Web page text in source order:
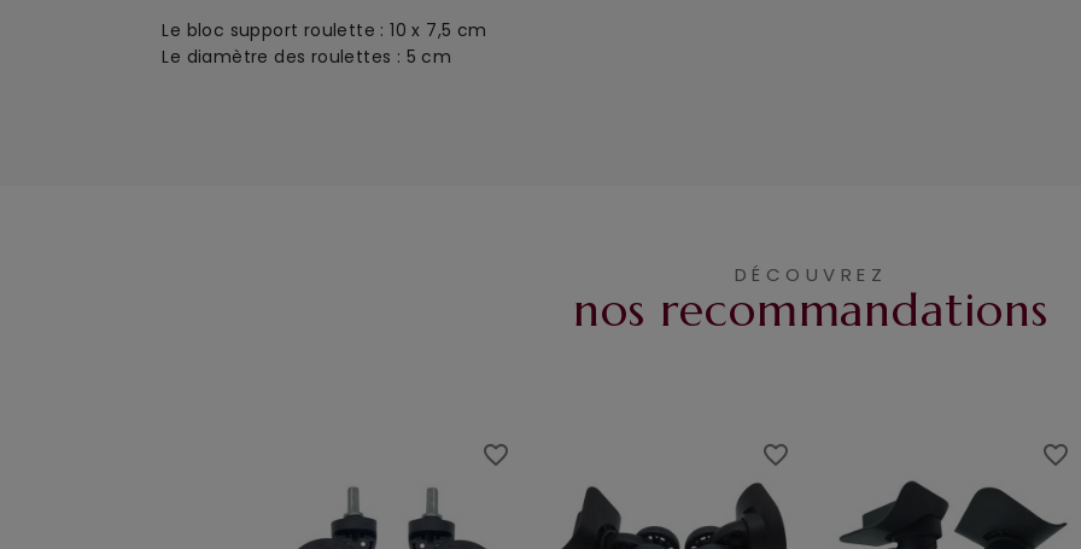
Le bloc support roulette : 10 x 7,5 cm
Le diamètre des roulettes : 5 cm
DÉCOUVREZ
nos recommandations
favorite_border favorite_border favorite_border